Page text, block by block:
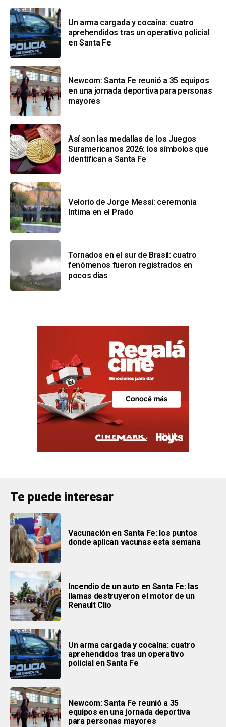
Un arma cargada y cocaína: cuatro
aprehendidos tras un operativo policial
en Santa Fe
Newcom: Santa Fe reunió a 35 equipos
en una jornada deportiva para personas
mayores
Así son las medallas de los Juegos
Suramericanos 2026: los símbolos que
identifican a Santa Fe
Velorio de Jorge Messi: ceremonia
íntima en el Prado
Tornados en el sur de Brasil: cuatro
fenómenos fueron registrados en
pocos días
Te puede interesar
Vacunación en Santa Fe: los puntos
donde aplican vacunas esta semana
Incendio de un auto en Santa Fe: las
llamas destruyeron el motor de un
Renault Clio
Un arma cargada y cocaína: cuatro
aprehendidos tras un operativo
policial en Santa Fe
Newcom: Santa Fe reunió a 35
equipos en una jornada deportiva
para personas mayores